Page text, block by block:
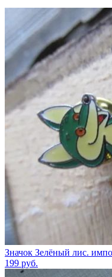
Значок Зелёный лис.
199 руб.